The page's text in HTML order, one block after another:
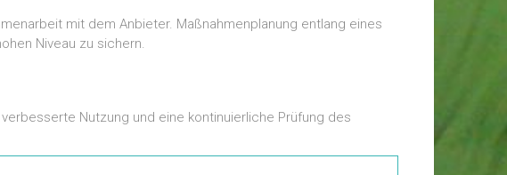
mit dem Anbieter. Maßnahmenplanung entlang eines
Niveau zu sichern.
Nutzung und eine kontinuierliche Prüfung des